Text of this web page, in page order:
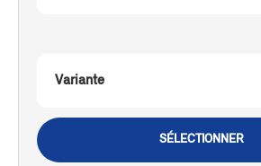
Variante
SÉLECTIONNER